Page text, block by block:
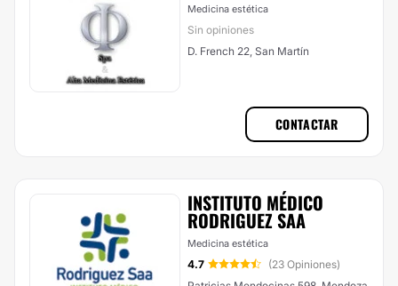
Medicina estética
Sin opiniones
D. French 22, San Martín
CONTACTAR
INSTITUTO MÉDICO
RODRIGUEZ SAA
Medicina estética
4.7
(23 Opiniones)